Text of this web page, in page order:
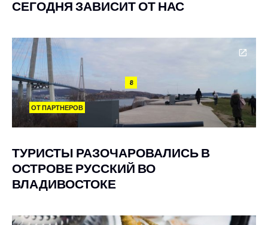
СЕГОДНЯ ЗАВИСИТ ОТ НАС
8
ОТ ПАРТНЕРОВ
ТУРИСТЫ РАЗОЧАРОВАЛИСЬ В
ОСТРОВЕ РУССКИЙ ВО
ВЛАДИВОСТОКЕ